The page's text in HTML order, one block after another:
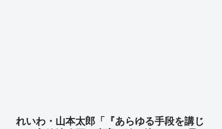
れいわ・山本太郎「『あらゆる手段を講じ